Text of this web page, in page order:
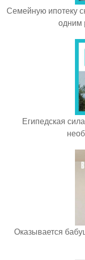
Семейную ипотеку
одним
Египедская
Оказывается